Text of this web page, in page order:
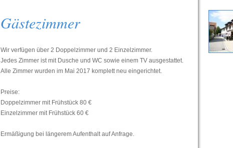
Gästezimmer
Wir verfügen über 2 Doppelzimmer und 2 Einzelzimmer.
Jedes Zimmer ist mit Dusche und WC sowie einem TV ausgestattet.
Alle Zimmer wurden im Mai 2017 komplett neu eingerichtet.
Preise:
Doppelzimmer mit Frühstück 80 €
Einzelzimmer mit Frühstück 60 €
Ermäßigung bei längerem Aufenthalt auf Anfrage.